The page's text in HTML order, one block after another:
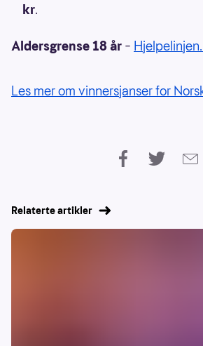
kr.
Aldersgrense 18 år –
Les mer om vinnersjanser for
Relaterte artikler